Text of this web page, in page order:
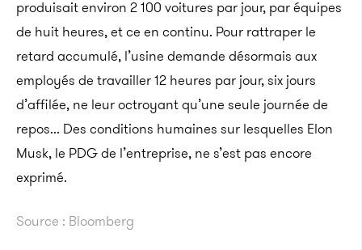
produisait environ 2 100 voitures par jour, par équipes
de huit heures, et ce en continu. Pour rattraper le
retard accumulé, l’usine demande désormais aux
employés de travailler 12 heures par jour, six jours
d’affilée, ne leur octroyant qu’une seule journée de
repos... Des conditions humaines sur lesquelles Elon
Musk, le PDG de l’entreprise, ne s’est pas encore
exprimé.
Source : Bloomberg